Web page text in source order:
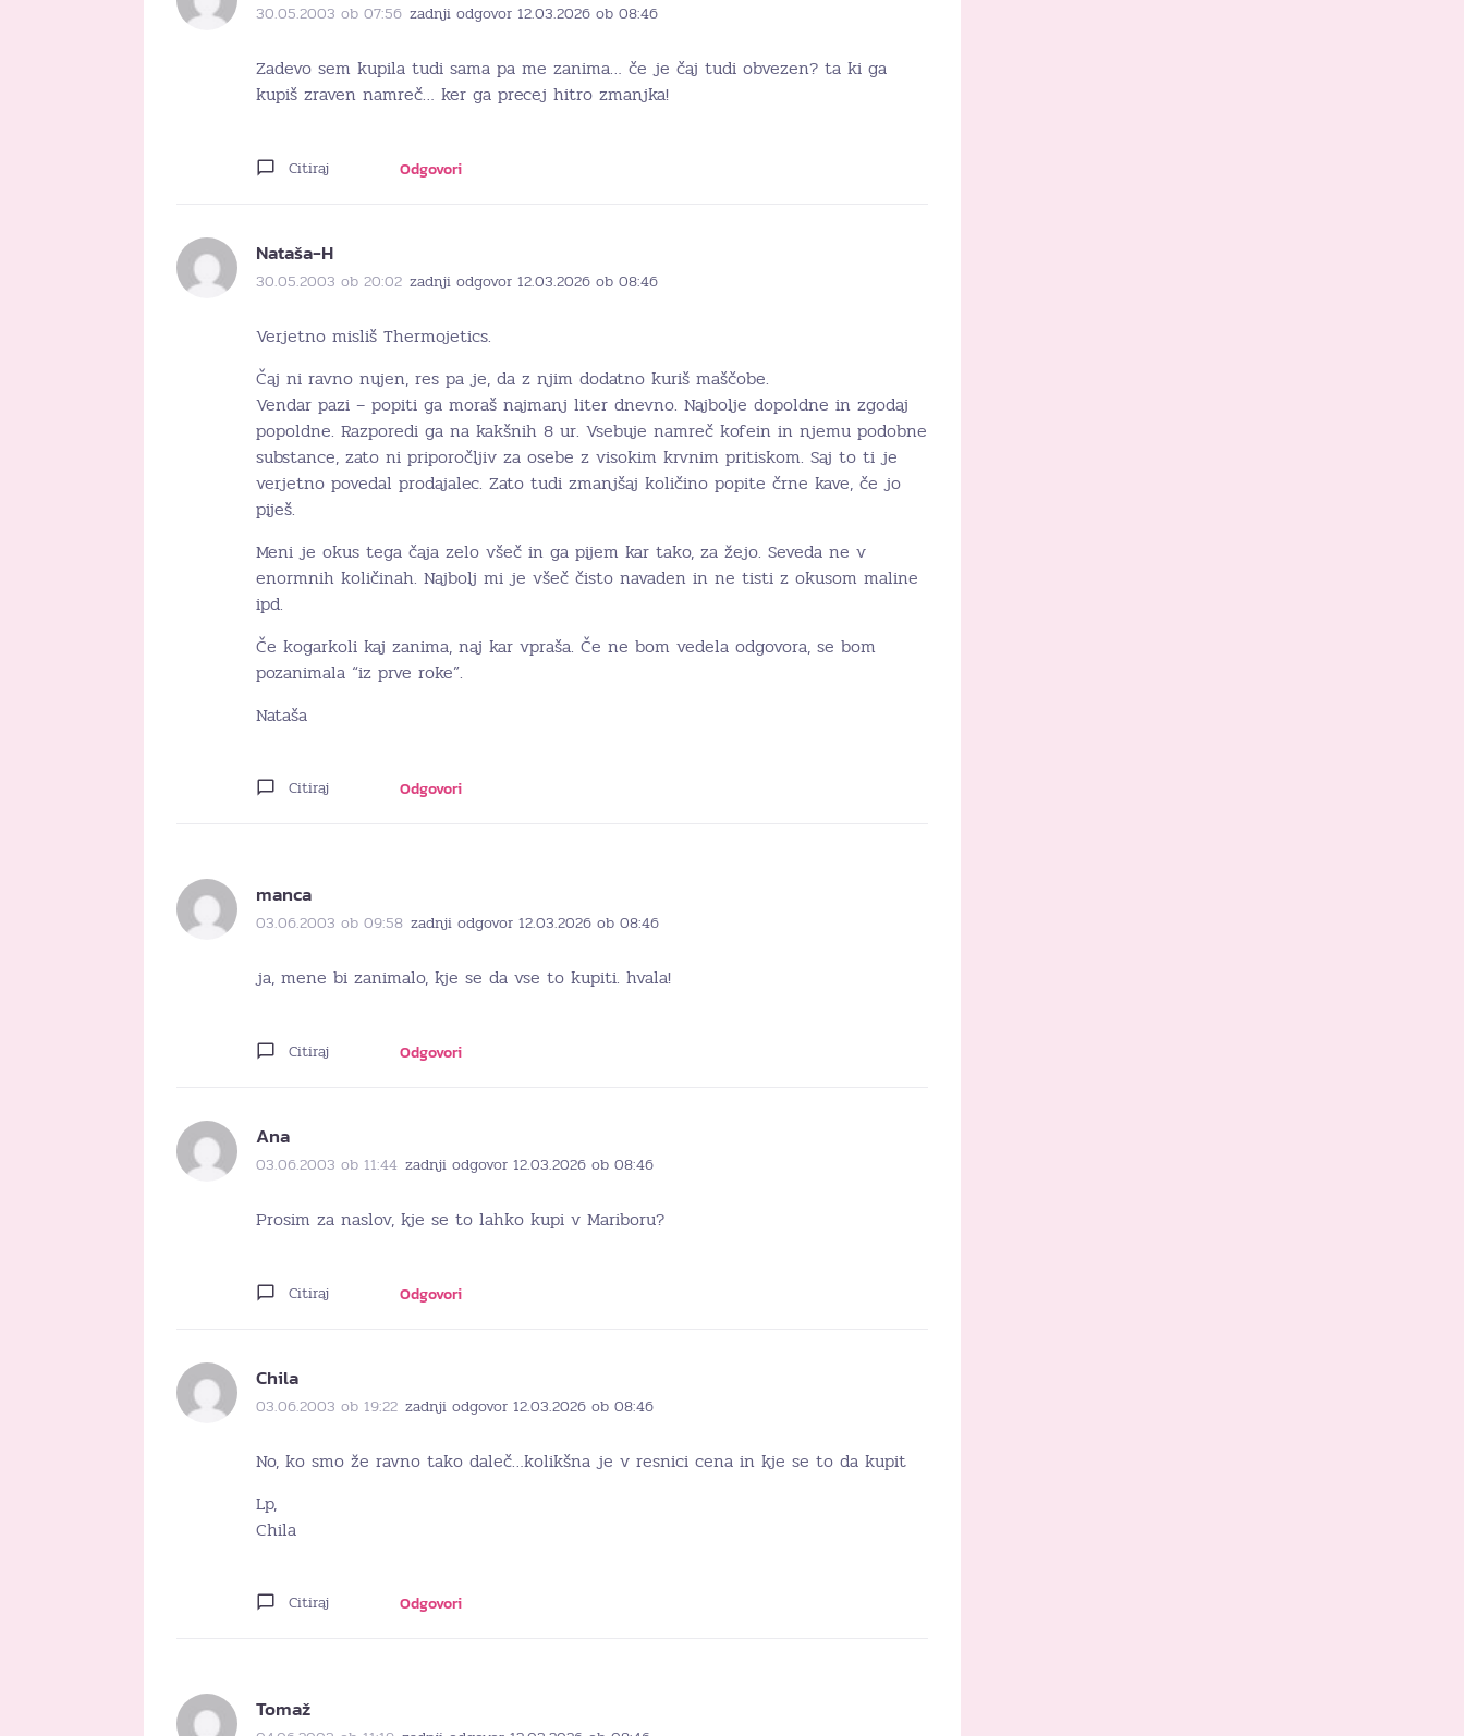
30.05.2003 ob 07:56 zadnji odgovor 12.03.2026 ob 08:46
Zadevo sem kupila tudi sama pa me zanima… če je čaj tudi obvezen? ta ki ga
kupiš zraven namreč… ker ga precej hitro zmanjka!
Citiraj Odgovori
Nataša-H
30.05.2003 ob 20:02 zadnji odgovor 12.03.2026 ob 08:46
Verjetno misliš Thermojetics.
Čaj ni ravno nujen, res pa je, da z njim dodatno kuriš maščobe.
Vendar pazi – popiti ga moraš najmanj liter dnevno. Najbolje dopoldne in zgodaj
popoldne. Razporedi ga na kakšnih 8 ur. Vsebuje namreč kofein in njemu podobne
substance, zato ni priporočljiv za osebe z visokim krvnim pritiskom. Saj to ti je
verjetno povedal prodajalec. Zato tudi zmanjšaj količino popite črne kave, če jo
piješ.
Meni je okus tega čaja zelo všeč in ga pijem kar tako, za žejo. Seveda ne v
enormnih količinah. Najbolj mi je všeč čisto navaden in ne tisti z okusom maline
ipd.
Če kogarkoli kaj zanima, naj kar vpraša. Če ne bom vedela odgovora, se bom
pozanimala “iz prve roke”.
Nataša
Citiraj Odgovori
manca
03.06.2003 ob 09:58 zadnji odgovor 12.03.2026 ob 08:46
ja, mene bi zanimalo, kje se da vse to kupiti. hvala!
Citiraj Odgovori
Ana
03.06.2003 ob 11:44 zadnji odgovor 12.03.2026 ob 08:46
Prosim za naslov, kje se to lahko kupi v Mariboru?
Citiraj Odgovori
Chila
03.06.2003 ob 19:22 zadnji odgovor 12.03.2026 ob 08:46
No, ko smo že ravno tako daleč…kolikšna je v resnici cena in kje se to da kupit
Lp,
Chila
Citiraj Odgovori
Tomaž